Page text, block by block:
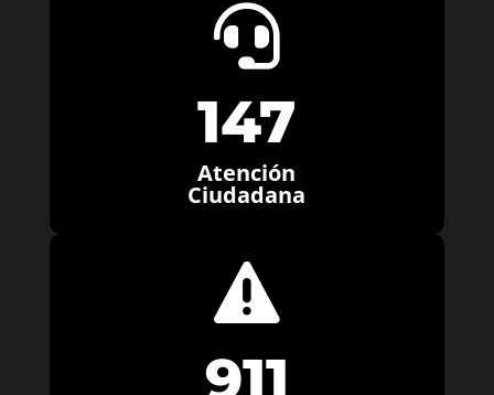

147
Atención
Ciudadana

911